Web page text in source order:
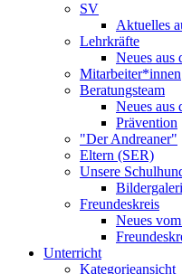
SV
Aktuelles
Lehrkräfte
Neues aus
Mitarbeiter*innen
Beratungsteam
Neues aus
Prävention
"Der Andreaner"
Eltern (SER)
Unsere
Freundeskreis
Neues
Unterricht
Kategorieansicht